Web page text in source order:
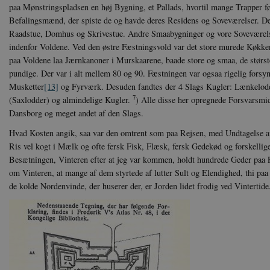
paa Mønstringspladsen en høj Bygning, et Pallads, hvortil mange Trapper
Befalingsmænd, der spiste de og havde deres Residens og Soveværelser.
Raadstue, Domhus og Skrivestue. Andre Smaabygninger og vore
indenfor Voldene. Ved den østre Fæstningsvold var det store murede
paa Voldene laa Jærnkanoner i Murskaarene, baade store og smaa, de
pundige. Der var i alt mellem 80 og 90. Fæstningen var ogsaa rigelig
Musketter[13] og Fyrværk. Desuden fandtes der 4 Slags Kugler:
(Saxlodder) og almindelige Kugler. 7) Alle disse her opregnede
Dansborg og meget andet af den Slags.
Hvad Kosten angik, saa var den omtrent som paa Rejsen, med
Ris vel kogt i Mælk og ofte fersk Fisk, Flæsk, fersk Gedekød og
Besætningen, Vinteren efter at jeg var kommen, holdt hundrede Geder paa
om Vinteren, at mange af dem styrtede af lutter Sult og Elendighed, thi
de kolde Nordenvinde, der huserer der, er Jorden lidet frodig ved Vintertide.
Navn
nmstat
CloudFront-
Key-Pair-Id
_gid
Google
h5pcomsession
CloudFront-
Signature
vuid
Navn
VISITOR_INFO1_LIVE
YSC
Navn
cf_clearance
Navn
_cfuvid